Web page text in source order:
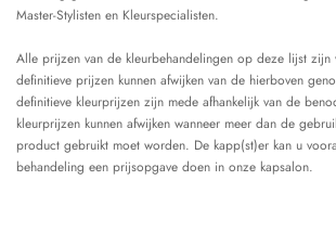
Master-Stylisten en Kleurspecialisten.
Alle prijzen van de kleurbehandelingen op deze lijst zijn
definitieve prijzen kunnen afwijken van de hierboven
definitieve kleurprijzen zijn mede afhankelijk van de
kleurprijzen kunnen afwijken wanneer meer dan de
product gebruikt moet worden. De kapp(st)er kan u
behandeling een prijsopgave doen in onze kapsalon.